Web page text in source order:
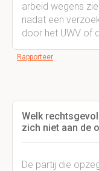
arbeid wegens
nadat een
door het UWV of
Rapporteer
Welk
zich niet aan de
De partij die